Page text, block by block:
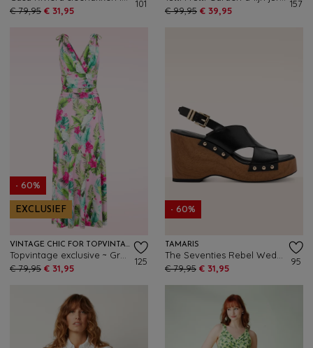
€ 79,95 € 31,95
101
€ 99,95 € 39,95
157
- 60%
EXCLUSIEF
VINTAGE CHIC FOR TOPVINTAGE
€ 79,95 € 31,95
125
- 60%
TAMARIS
€ 79,95 € 31,95
95